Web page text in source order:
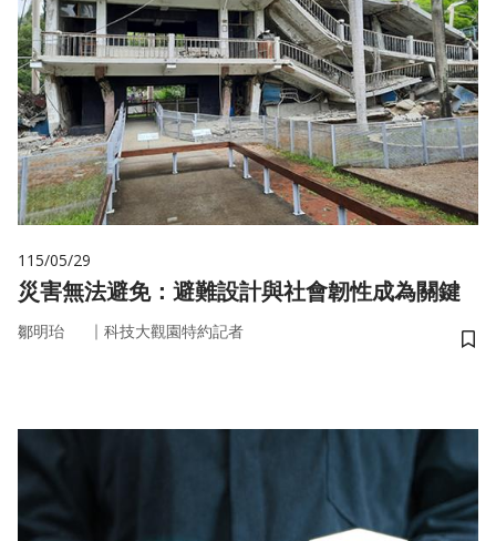
115/05/29
災害無法避免：避難設計與社會韌性成為關鍵
鄒明珆 ｜ 科技大觀園特約記者
儲